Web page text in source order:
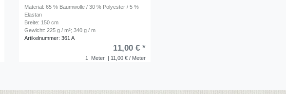
Material: 65 % Baumwolle / 30 % Polyester / 5 %
Elastan
Breite: 150 cm
Gewicht: 225 g / m²; 340 g / m
Artikelnummer: 361 A
1 Meter | 11,00 € / Meter
11,00 € *